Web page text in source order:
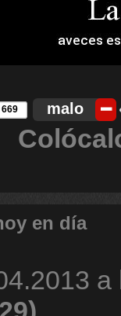
669 malo
en día
a